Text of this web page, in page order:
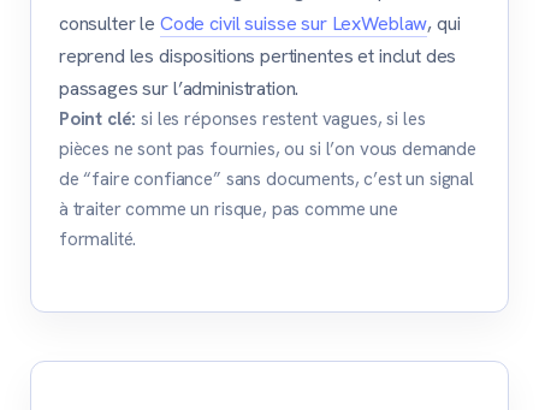
consulter le Code civil suisse sur LexWeblaw, qui
reprend les dispositions pertinentes et inclut des
passages sur l’administration.
Point clé: si les réponses restent vagues, si les
pièces ne sont pas fournies, ou si l’on vous demande
de “faire confiance” sans documents, c’est un signal
à traiter comme un risque, pas comme une
formalité.